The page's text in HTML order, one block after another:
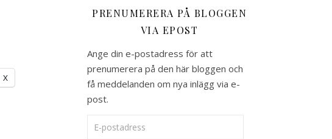
X
PRENUMERERA PÅ BLOGGEN
VIA EPOST
Ange din e-postadress för att
prenumerera på den här bloggen och
få meddelanden om nya inlägg via e-
post.
E-postadress